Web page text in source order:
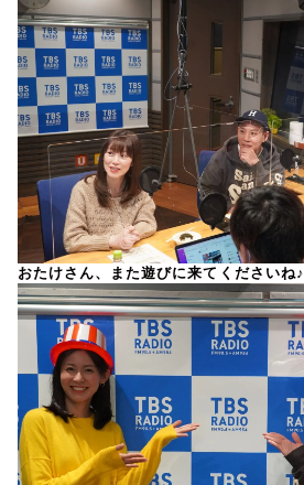
おたけさん、また遊びに来てくださいね♪